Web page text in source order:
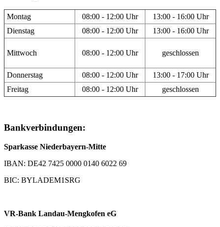
Montag 08:00 - 12:00 Uhr
13:00 - 16:00 Uhr
Dienstag
08:00 - 12:00 Uhr 13:00 - 16:00 Uhr
Mittwoch 08:00 - 12:00 Uhr geschlossen
Donnerstag 08:00 - 12:00 Uhr
13:00 - 17:00 Uhr
Freitag
08:00 - 12:00 Uhr geschlossen
Bankverbindungen:
Sparkasse Niederbayern-Mitte
IBAN: DE42 7425 0000 0140 6022 69
BIC: BYLADEM1SRG
VR-Bank Landau-Mengkofen eG